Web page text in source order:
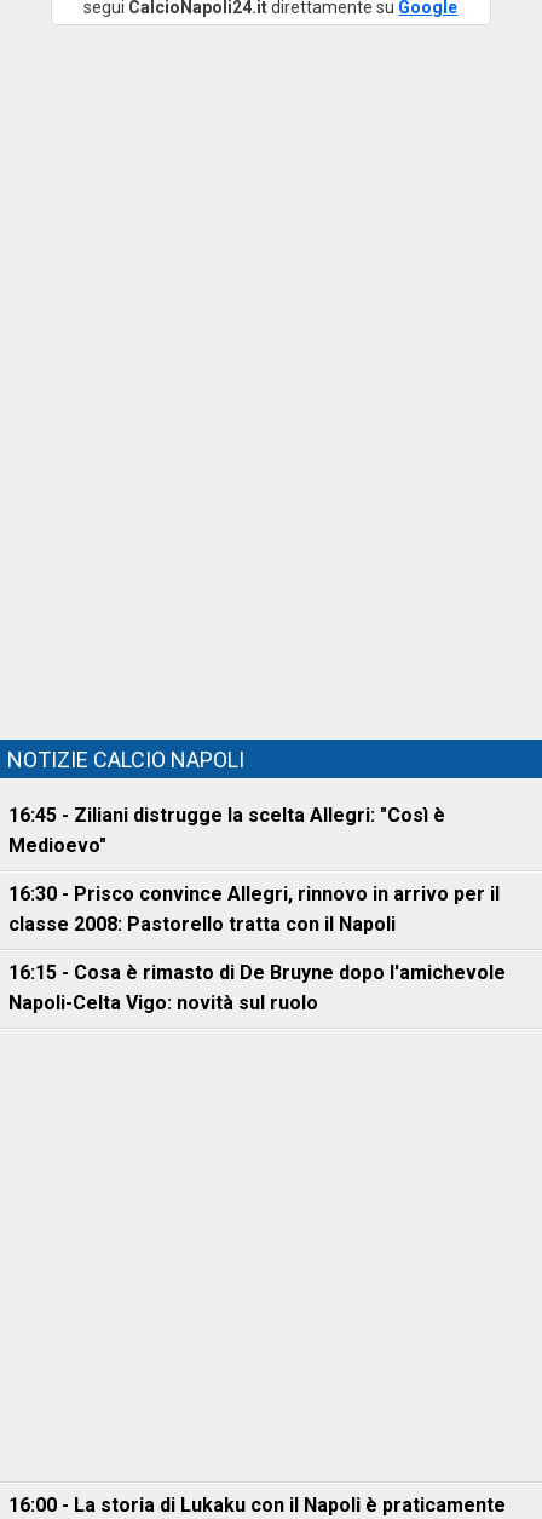
segui CalcioNapoli24.itdirettamente su Google
NOTIZIE CALCIO NAPOLI
16:45 - Ziliani distrugge la scelta Allegri: "Così è
Medioevo"
16:30 - Prisco convince Allegri, rinnovo in arrivo per il
classe 2008: Pastorello tratta con il Napoli
16:15 - Cosa è rimasto di De Bruyne dopo l'amichevole
Napoli-Celta Vigo: novità sul ruolo
16:00 - La storia di Lukaku con il Napoli è praticamente